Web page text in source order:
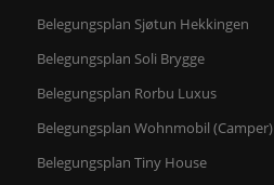
Belegungsplan Sjøtun Hekkingen
Belegungsplan Soli Brygge
Belegungsplan Rorbu Luxus
Belegungsplan Wohnmobil (Camper)
Belegungsplan Tiny House